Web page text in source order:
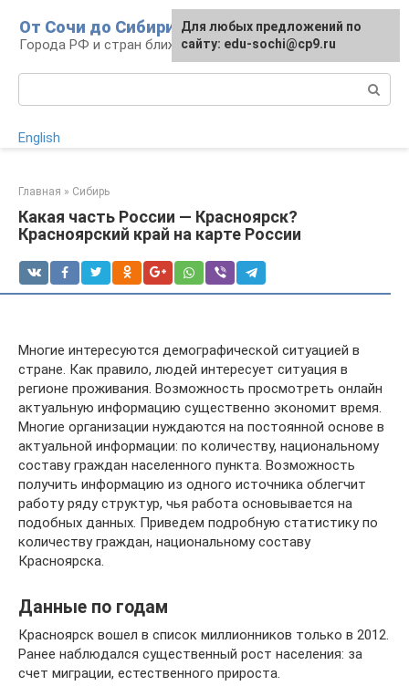
контенту
От Сочи до Сибири
Города РФ и стран ближнего зарубежья
English
Главная » Сибирь
Какая часть России — Красноярск?
Красноярский край на карте России
Многие интересуются демографической ситуацией в
стране. Как правило, людей интересует ситуация в
регионе проживания. Возможность просмотреть онлайн
актуальную информацию существенно экономит время.
Многие организации нуждаются на постоянной основе в
актуальной информации: по количеству, национальному
составу граждан населенного пункта. Возможность
получить информацию из одного источника облегчит
работу ряду структур, чья работа основывается на
подобных данных. Приведем подробную статистику по
количеству граждан, национальному составу
Красноярска.
Данные по годам
Красноярск вошел в список миллионников только в 2012.
Ранее наблюдался существенный рост населения: за
счет миграции, естественного прироста.
Для любых предложений по
сайту: edu-sochi@cp9.ru